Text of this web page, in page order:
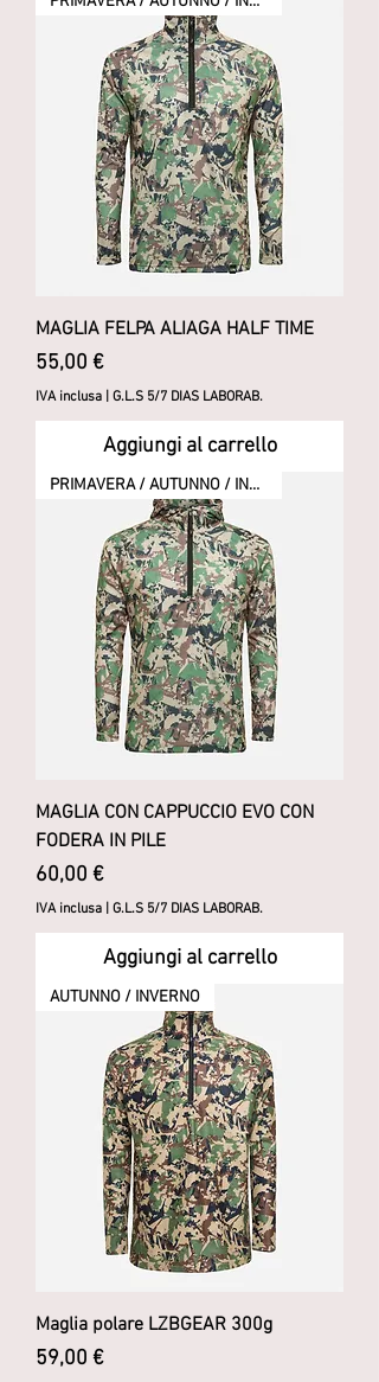
MAGLIA FELPA ALIAGA HALF TIME
Prezzo
55,00 €
IVA inclusa G.L.S 5/7 DIAS LABORAB.
Aggiungi al carrello
PRIMAVERA / AUTUNNO / INVERNO
MAGLIA CON CAPPUCCIO EVO CON
FODERA IN PILE
Prezzo
60,00 €
IVA inclusa G.L.S 5/7 DIAS LABORAB.
Aggiungi al carrello
AUTUNNO / INVERNO
Maglia polare LZBGEAR 300g
Prezzo
59,00 €